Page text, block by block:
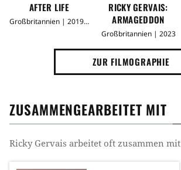
AFTER LIFE
Großbritannien | 2019 - 2022
RICKY GERVAIS:
ARMAGEDDON
Großbritannien | 2023
ZUR FILMOGRAPHIE
ZUSAMMENGEARBEITET MIT
Ricky Gervais arbeitet oft zusammen mit